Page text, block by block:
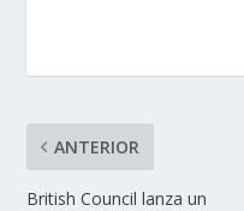
ANTERIOR
British Council lanza un